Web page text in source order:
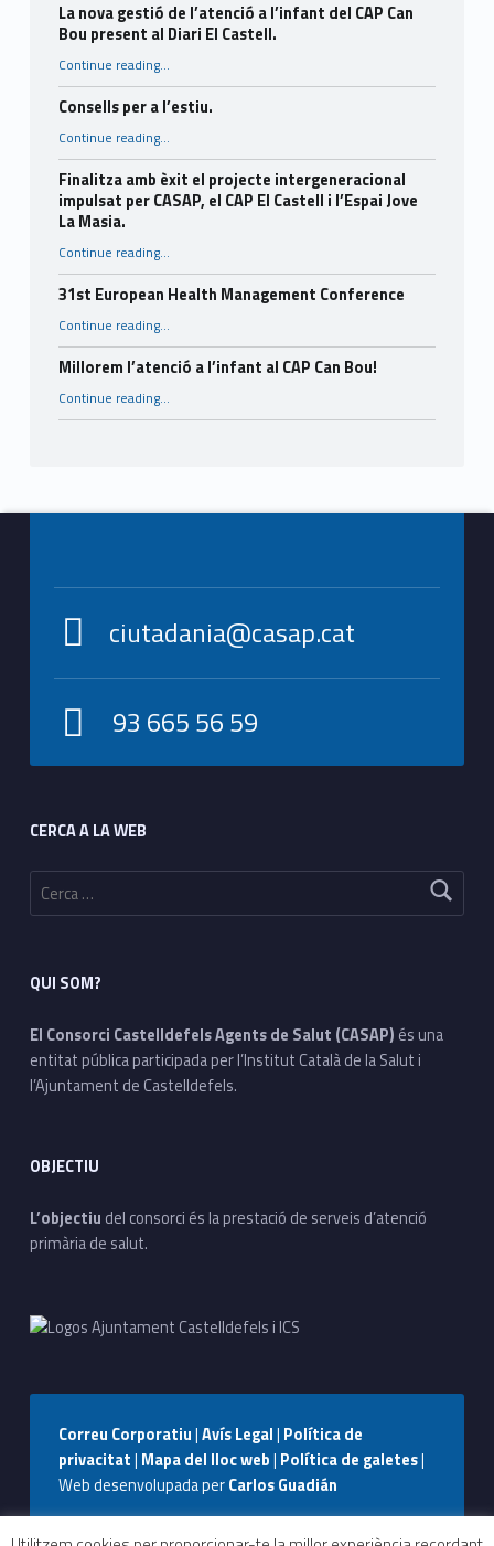
La nova gestió de l’atenció a l’infant del CAP Can
Bou present al Diari El Castell.
Continue reading“La nova gestió de l’atenció a l’infant del CAP Can Bou present al Diari El Castell.”
…
Consells per a l’estiu.
Continue reading…
Finalitza amb èxit el projecte intergeneracional
impulsat per CASAP, el CAP El Castell i l’Espai Jove
La Masia.
Continue reading“Finalitza amb èxit el projecte intergeneracional impulsat per CASAP, el CAP El Castell i l’Espai Jove La Masia.”
…
31st European Health Management Conference
Continue reading“31st European Health Management Conference”
…
Millorem l’atenció a l’infant al CAP Can Bou!
Continue reading“Millorem l’atenció a l’infant al CAP Can Bou!”
…
Footer info sidebar
ciutadania@casap.cat
93 665 56 59
CERCA A LA WEB
Cerca:
QUI SOM?
El Consorci Castelldefels Agents de Salut (CASAP) és una
entitat pública participada per l’Institut Català de la Salut i
l’Ajuntament de Castelldefels.
OBJECTIU
L’objectiu del consorci és la prestació de serveis d’atenció
primària de salut.
Correu Corporatiu|Avís Legal| Política de
privacitat| Mapa del lloc web| Política de galetes|
Web desenvolupada perCarlos Guadián
Seguiu-nos a Facebook
Seguiu-nos a Instagram
Seguiu-nos a WhatsApp
Back to top ↑